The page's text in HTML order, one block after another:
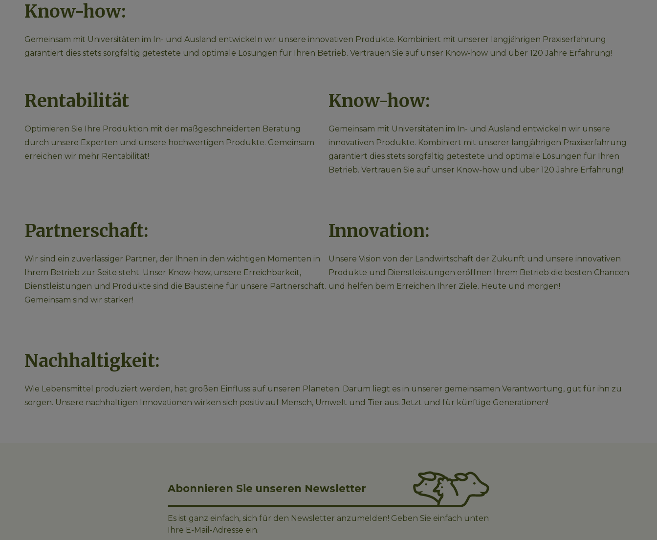
Know-how:
Gemeinsam mit Universitäten im In- und Ausland entwickeln wir unsere innovativen Produkte. Kombiniert mit unserer langjährigen Praxiserfahrung
garantiert dies stets sorgfältig getestete und optimale Lösungen für Ihren Betrieb. Vertrauen Sie auf unser Know-how und über 120 Jahre Erfahrung!
Rentabilität
Optimieren Sie Ihre Produktion mit der maßgeschneiderten Beratung
durch unsere Experten und unsere hochwertigen Produkte. Gemeinsam
erreichen wir mehr Rentabilität!
Know-how:
Gemeinsam mit Universitäten im In- und Ausland entwickeln wir unsere
innovativen Produkte. Kombiniert mit unserer langjährigen Praxiserfahrung
garantiert dies stets sorgfältig getestete und optimale Lösungen für Ihren
Betrieb. Vertrauen Sie auf unser Know-how und über 120 Jahre Erfahrung!
Partnerschaft:
Wir sind ein zuverlässiger Partner, der Ihnen in den wichtigen Momenten in
Ihrem Betrieb zur Seite steht. Unser Know-how, unsere Erreichbarkeit,
Dienstleistungen und Produkte sind die Bausteine für unsere Partnerschaft.
Gemeinsam sind wir stärker!
Innovation:
Unsere Vision von der Landwirtschaft der Zukunft und unsere innovativen
Produkte und Dienstleistungen eröffnen Ihrem Betrieb die besten Chancen
und helfen beim Erreichen Ihrer Ziele. Heute und morgen!
Nachhaltigkeit:
Wie Lebensmittel produziert werden, hat großen Einfluss auf unseren Planeten. Darum liegt es in unserer gemeinsamen Verantwortung, gut für ihn zu
sorgen. Unsere nachhaltigen Innovationen wirken sich positiv auf Mensch, Umwelt und Tier aus. Jetzt und für künftige Generationen!
Abonnieren Sie unseren Newsletter
Es ist ganz einfach, sich für den Newsletter anzumelden! Geben Sie einfach unten
Ihre E-Mail-Adresse ein.